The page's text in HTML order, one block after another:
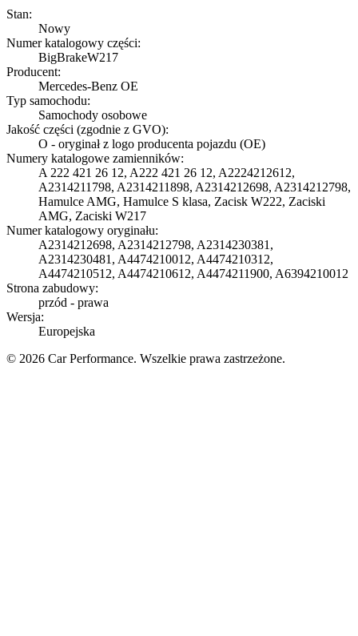
Stan:
Nowy
Numer katalogowy części:
BigBrakeW217
Producent:
Mercedes-Benz OE
Typ samochodu:
Samochody osobowe
Jakość części (zgodnie z GVO):
O - oryginał z logo producenta pojazdu (OE)
Numery katalogowe zamienników:
A 222 421 26 12, A222 421 26 12, A2224212612,
A2314211798, A2314211898, A2314212698, A2314212798,
Hamulce AMG, Hamulce S klasa, Zacisk W222, Zaciski
AMG, Zaciski W217
Numer katalogowy oryginału:
A2314212698, A2314212798, A2314230381,
A2314230481, A4474210012, A4474210312,
A4474210512, A4474210612, A4474211900, A6394210012
Strona zabudowy:
przód - prawa
Wersja:
Europejska
© 2026 Car Performance. Wszelkie prawa zastrzeżone.